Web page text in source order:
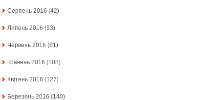
Серпень 2016 (42)
Липень 2016 (93)
Червень 2016 (81)
Травень 2016 (108)
Квітень 2016 (127)
Березень 2016 (140)